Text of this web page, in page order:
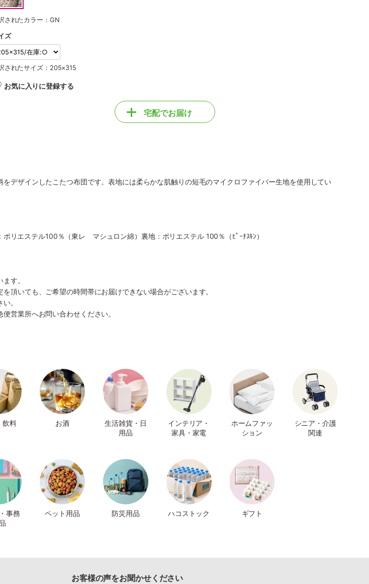
されたカラー：GN
ズ
されたサイズ：205×315
お気に入りに登録する
宅配でお届け
デザインしたこたつ布団です。表地には柔らかな肌触りの短毛のマイクロファイバー生地を使用してい
リエステル100％（東レ マシュロン綿）裏地：ポリエステル 100％（ﾋﾟｰﾁｽｷﾝ）
す。
頂いても、ご希望の時間帯にお届けできない場合がございます。
。
営業所へお問い合わせください。
飲料 お酒
生活雑貨・日
用品
インテリア・
家具・家電
ホームファッ
ション
シニア・介護
関連
事務
ペット用品 防災用品 ハコストック ギフト
お客様の声をお聞かせください